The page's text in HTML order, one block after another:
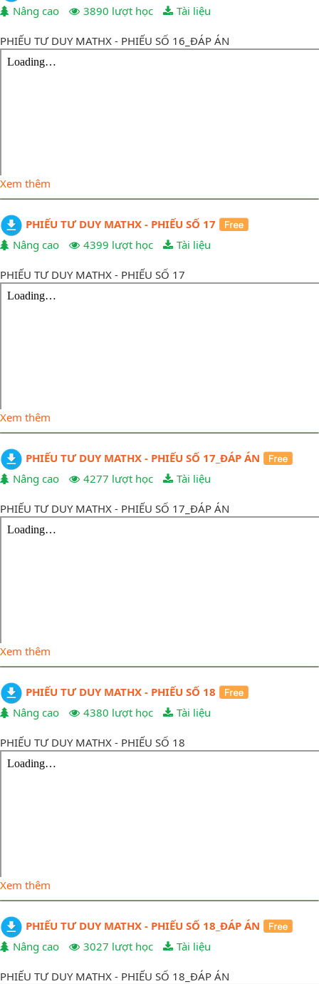
Nâng cao 3890 lượt học Tài liệu
PHIẾU TƯ DUY MATHX - PHIẾU SỐ 16_ĐÁP ÁN
Xem thêm
PHIẾU TƯ DUY MATHX - PHIẾU SỐ 17
Nâng cao
4399 lượt học Tài liệu
PHIẾU TƯ DUY MATHX - PHIẾU SỐ 17
Xem thêm
PHIẾU TƯ DUY MATHX - PHIẾU SỐ 17_ĐÁP ÁN
Nâng cao
4277 lượt học Tài liệu
PHIẾU TƯ DUY MATHX - PHIẾU SỐ 17_ĐÁP ÁN
Xem thêm
PHIẾU TƯ DUY MATHX - PHIẾU SỐ 18
Nâng cao
4380 lượt học Tài liệu
PHIẾU TƯ DUY MATHX - PHIẾU SỐ 18
Xem thêm
PHIẾU TƯ DUY MATHX - PHIẾU SỐ 18_ĐÁP ÁN
Nâng cao
3027 lượt học Tài liệu
PHIẾU TƯ DUY MATHX - PHIẾU SỐ 18_ĐÁP ÁN